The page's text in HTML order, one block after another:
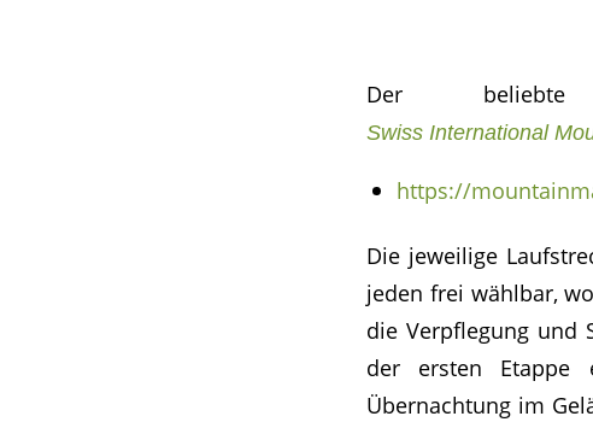
Der
Swiss International
https://
Die jeweilige
jeden frei wählbar,
die Verpflegung und
der ersten
Übernachtung im